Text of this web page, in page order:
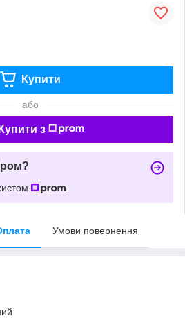
Купити
або
Купити з
Умови повернення